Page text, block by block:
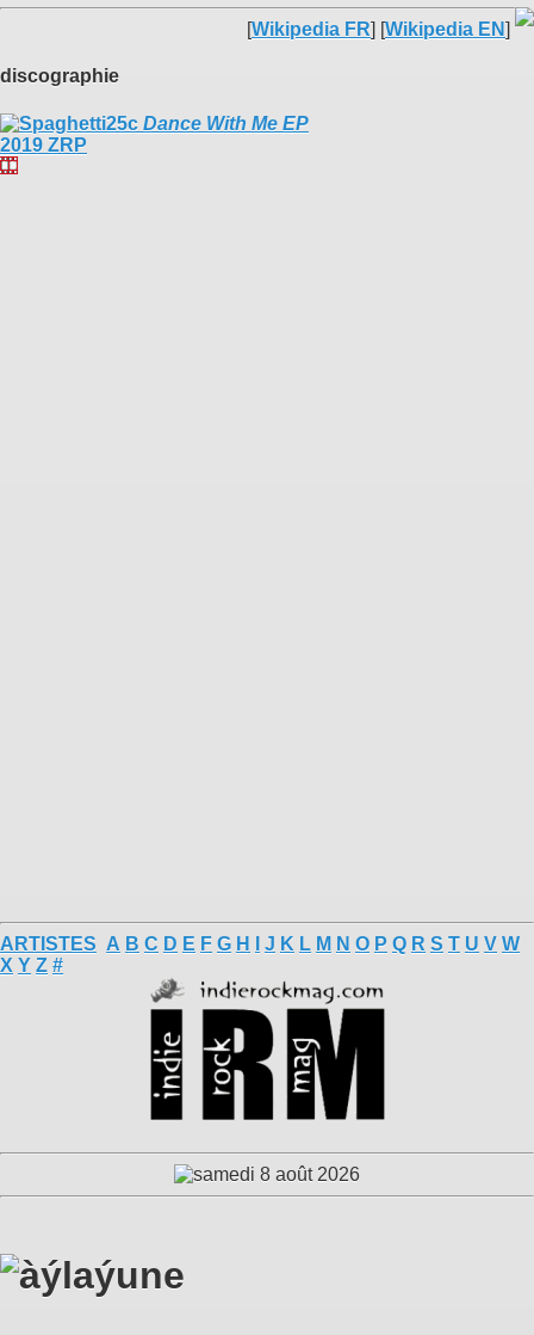
[Wikipedia FR] [Wikipedia EN]
discographie
Dance With Me EP
2019 ZRP
ARTISTES A B C D E F G H J K L M N O P Q R S T U V W
X Y Z #